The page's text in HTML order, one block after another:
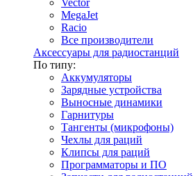
MegaJet
Racio
Все производители
Аксессуары для радиостанций
По типу:
Аккумуляторы
Зарядные устройства
Выносные динамики
Гарнитуры
Тангенты (микрофоны)
Чехлы для раций
Клипсы для раций
Программаторы и ПО